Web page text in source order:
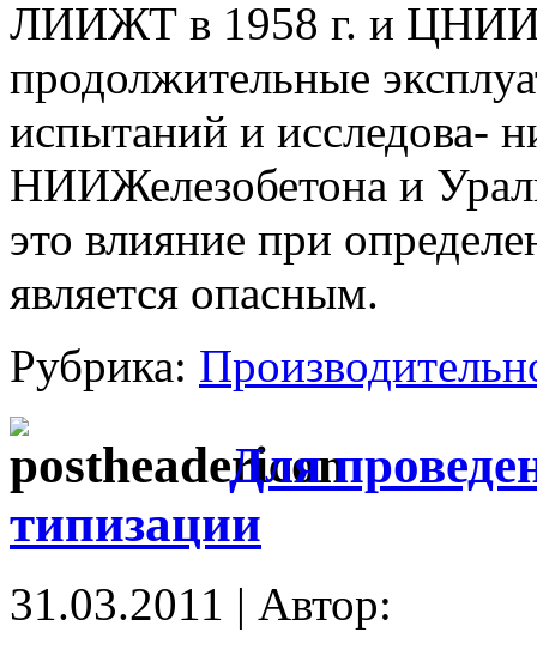
ЛИИЖТ в 1958 г. и ЦНИИ
продолжительные
испытаний и исследова-
НИИЖелезобетона и
это влияние при
является опасным.
Рубрика:
Для
типизации
31.03.2011 | Автор: